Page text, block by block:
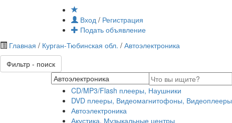
Вход / Регистрация
Подать объявление
Главная / Курган-Тюбинская обл. / Автоэлектроника
Фильтр - поиск
CD/MP3/Flash плееры, Наушники
DVD плееры, Видеомагнитофоны, Видеоплееры
Автоэлектроника
Акустика, Музыкальные центры